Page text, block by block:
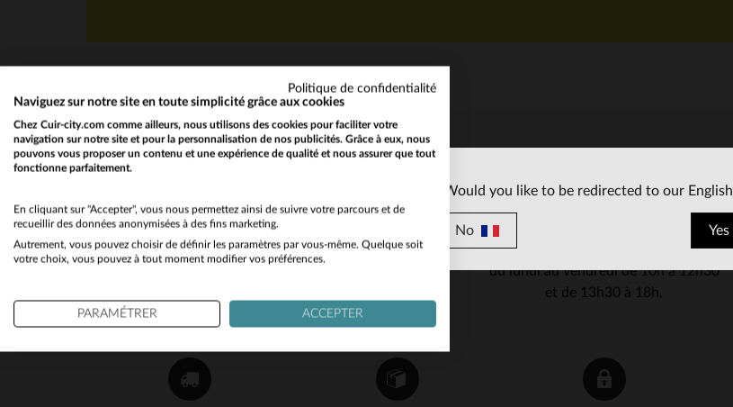
Recevez par mail nos promos
et bons plans !
au 03 59 08 80 80
contact@cuir-
du lundi au vendredi de 10h à 12h30
et de 13h30 à 18h.
Would you like to be redirected to our
No Yes
Politique de confidentialité
Naviguez sur notre site en toute simplicité grâce aux cookies
Chez Cuir-city.com comme ailleurs, nous utilisons des cookies pour faciliter votre
navigation sur notre site et pour la personnalisation de nos publicités. Grâce à eux, nous
pouvons vous proposer un contenu et une expérience de qualité et nous assurer que tout
fonctionne parfaitement.
En cliquant sur "Accepter", vous nous permettez ainsi de suivre votre parcours et de
recueillir des données anonymisées à des fins marketing.
Autrement, vous pouvez choisir de définir les paramètres par vous-même. Quelque soit
votre choix, vous pouvez à tout moment modifier vos préférences.
PARAMÉTRER ACCEPTER